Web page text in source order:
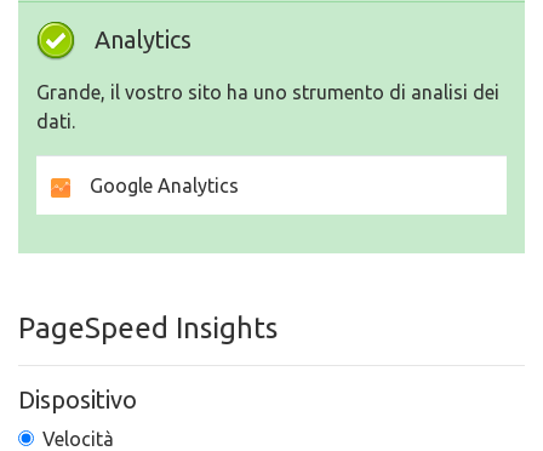
Analytics
Grande, il vostro sito ha uno strumento di analisi dei
dati.
Google Analytics
PageSpeed Insights
Dispositivo
Velocità